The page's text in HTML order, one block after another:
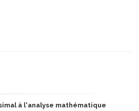
à l'analyse mathématique